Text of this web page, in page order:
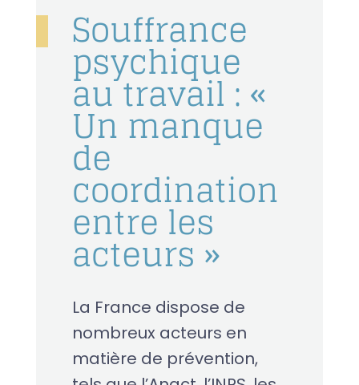
Souffrance
psychique
au travail : «
Un manque
de
coordination
entre les
acteurs »
La France dispose de
nombreux acteurs en
matière de prévention,